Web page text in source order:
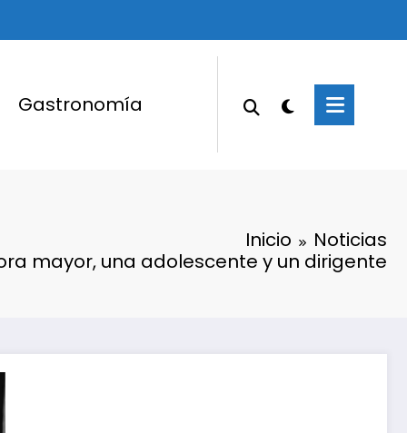
Gastronomía
Inicio
Noticias
mayor, una adolescente y un dirigente